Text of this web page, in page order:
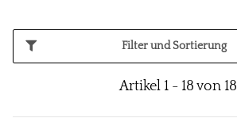
Filter und Sortierung
Artikel 1 - 18 von 18